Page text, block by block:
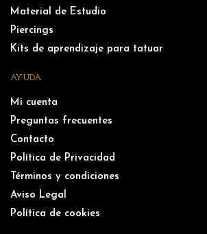
Material de Estudio
Piercings
Kits de aprendizaje para tatuar
AYUDA
Mi cuenta
Preguntas frecuentes
Contacto
Política de Privacidad
Términos y condiciones
Aviso Legal
Política de cookies